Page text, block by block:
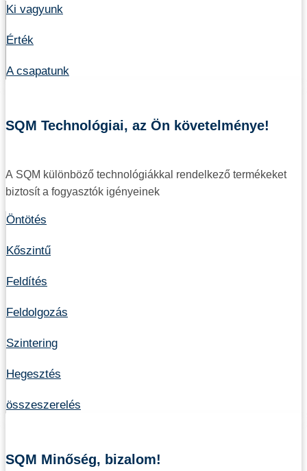
Ki vagyunk
Érték
A csapatunk
SQM Technológiai, az Ön követelménye!
A SQM különböző technológiákkal rendelkező termékeket
biztosít a fogyasztók igényeinek
Öntötés
Kőszintű
Feldítés
Feldolgozás
Szintering
Hegesztés
összeszerelés
SQM Minőség, bizalom!